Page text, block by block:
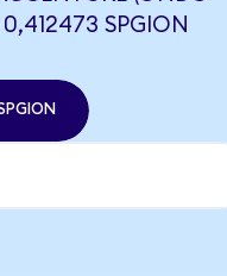
SPGION